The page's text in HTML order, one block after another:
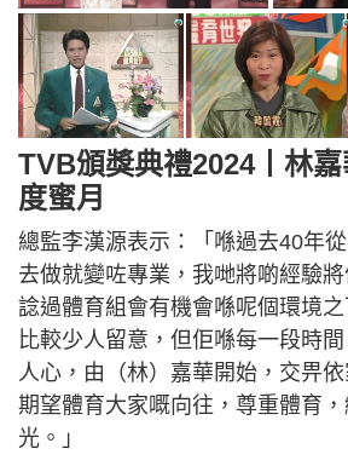
TVB頒獎典禮2024丨林
度蜜月
總監李漢源表示：「喺過去40年
去做就變咗專業，我哋將啲經驗
諗過體育組會有機會喺呢個環境
比較少人留意，但佢喺每一段時
人心，由（林）嘉華開始，交畀
期望體育大家嘅向往，尊重體育
光。」